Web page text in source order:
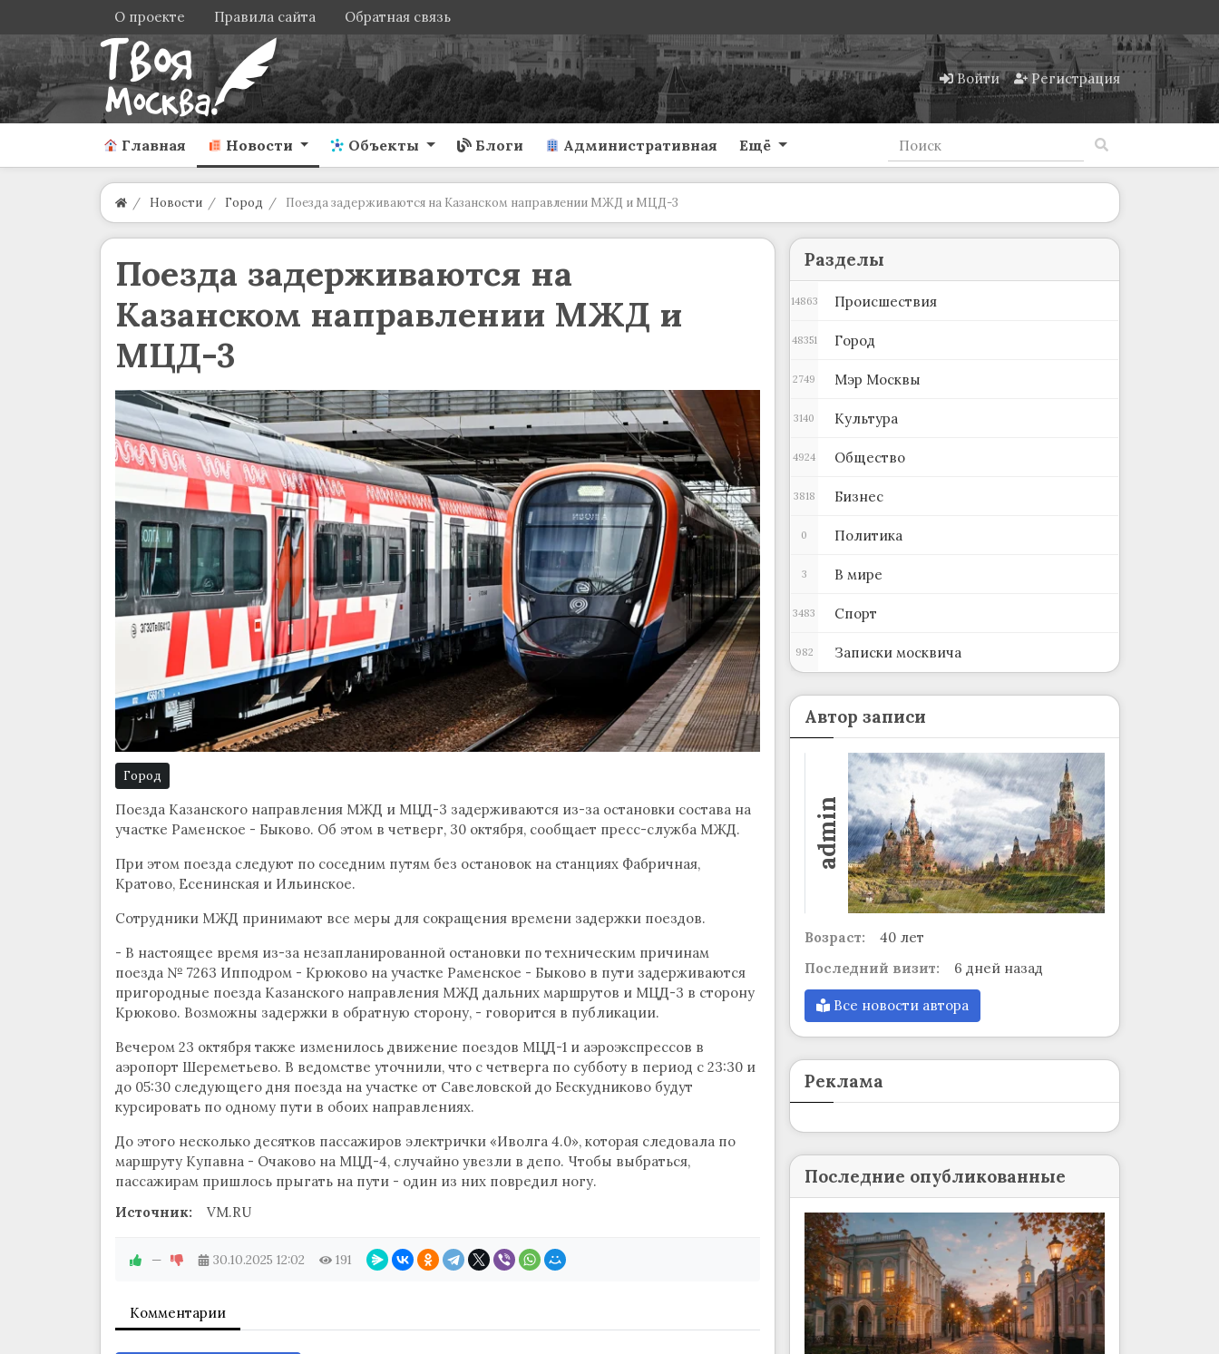
О проекте Правила сайта Обратная связь
Войти Регистрация
Главная Новости Объекты Блоги Административная Ещё
Новости Город Поезда задерживаются на Казанском направлении МЖД и МЦД-3
Поезда задерживаются на
Казанском направлении МЖД и
МЦД-3
Город
Поезда Казанского направления МЖД и МЦД-3 задерживаются из-за остановки состава на
участке Раменское - Быково. Об этом в четверг, 30 октября, сообщает пресс-служба МЖД.
При этом поезда следуют по соседним путям без остановок на станциях Фабричная,
Кратово, Есенинская и Ильинское.
Сотрудники МЖД принимают все меры для сокращения времени задержки поездов.
- В настоящее время из-за незапланированной остановки по техническим причинам
поезда № 7263 Ипподром - Крюково на участке Раменское - Быково в пути задерживаются
пригородные поезда Казанского направления МЖД дальних маршрутов и МЦД-3 в сторону
Крюково. Возможны задержки в обратную сторону, - говорится в публикации.
Вечером 23 октября также изменилось движение поездов МЦД-1 и аэроэкспрессов в
аэропорт Шереметьево. В ведомстве уточнили, что с четверга по субботу в период с 23:30 и
до 05:30 следующего дня поезда на участке от Савеловской до Бескудниково будут
курсировать по одному пути в обоих направлениях.
До этого несколько десятков пассажиров электрички «Иволга 4.0», которая следовала по
маршруту Купавна - Очаково на МЦД-4, случайно увезли в депо. Чтобы выбраться,
пассажирам пришлось прыгать на пути - один из них повредил ногу.
Источник:
VM.RU
— 30.10.2025 12:02 191
Комментарии
Разделы
Происшествия
14863
Город
48351
Мэр Москвы
2749
Культура
3140
Общество
4924
Бизнес
3818
Политика
0
В мире
3
Спорт
3483
Записки москвича
982
Автор записи
admin
Возраст:
40 лет
Последний визит:
6 дней назад
Все новости автора
Реклама
Последние опубликованные